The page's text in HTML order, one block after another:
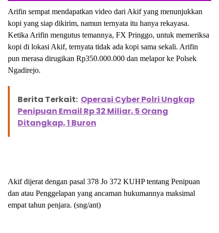
Berita Terkait: Kasus Penipuan Berkedok Bea
Cukai Meningkat, Ayo Lebih Waspada, Kenali
Cirinya
Arifin sempat mendapatkan video dari Akif yang menunjukkan
kopi yang siap dikirim, namun ternyata itu hanya rekayasa.
Ketika Arifin mengutus temannya, FX Pringgo, untuk memeriksa
kopi di lokasi Akif, ternyata tidak ada kopi sama sekali. Arifin
pun merasa dirugikan Rp350.000.000 dan melapor ke Polsek
Ngadirejo.
Berita Terkait: Operasi Cyber Polri Ungkap
Penipuan Email Rp 32 Miliar, 5 Orang
Ditangkap, 1 Buron
Akif dijerat dengan pasal 378 Jo 372 KUHP tentang Penipuan
dan atau Penggelapan yang ancaman hukumannya maksimal
empat tahun penjara. (sng/ant)